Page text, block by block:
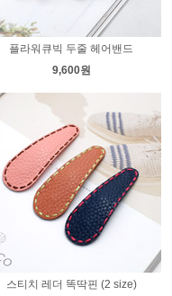
플라워큐빅 두줄 헤어밴드
9,600원
스티치 레더 똑딱핀 (2 size)